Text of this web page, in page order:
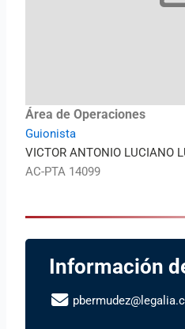
Área de Operaciones
Guionista
VICTOR ANTONIO LUCIANO
AC-PTA 14099
Información